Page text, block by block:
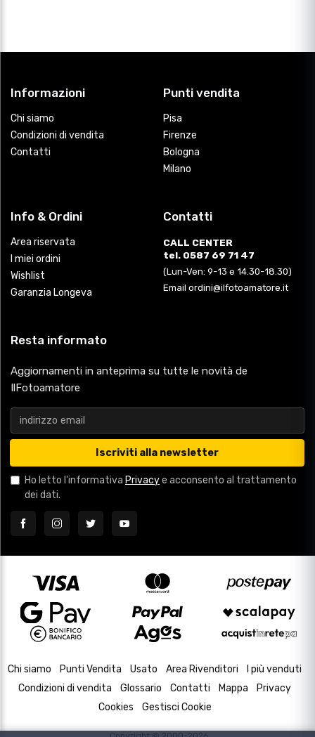
Informazioni
Chi siamo
Condizioni di vendita
Contatti
Punti vendita
Pisa
Firenze
Bologna
Milano
Info & Ordini
Area riservata
I miei ordini
Wishlist
Garanzia Longeva
Contatti
CALL CENTER
tel. 0587 69 71 47
(Lun-Ven: 9-13 e 14.30-18.30)
Email ordini@ilfotoamatore.it
Resta informato
Aggiornamenti in anteprima su tutte le novità de
IlFotoamatore
Iscriviti alla newsletter
Ho letto l'informativa Privacye acconsento al trattamento
dei dati.
Chi siamo Punti Vendita Usato Area Rivenditori
I più venduti
Condizioni di vendita
Glossario Contatti Mappa
Privacy
Cookies
Gestisci Cookie